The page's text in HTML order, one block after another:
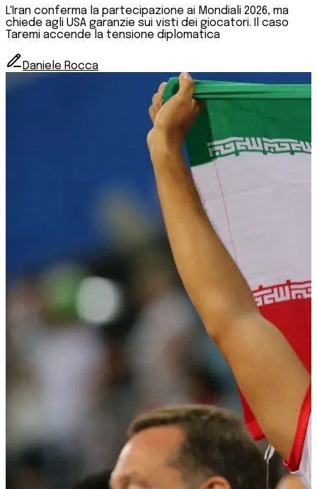
L'Iran conferma la partecipazione ai Mondiali 2026, ma
chiede agli USA garanzie sui visti dei giocatori. Il caso
Taremi accende la tensione diplomatica
Daniele Rocca